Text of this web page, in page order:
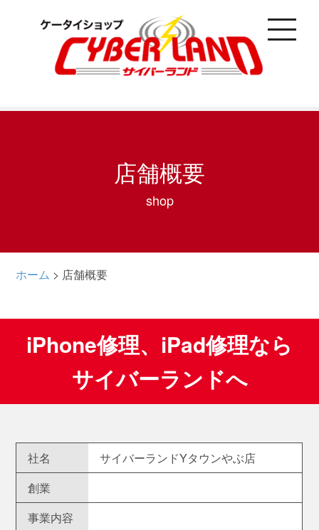
toggle
店舗概要
shop
ホーム > 店舗概要
iPhone修理、iPad修理なら
サイバーランドへ
社名
サイバーランドYタウンやぶ店
創業
事業内容